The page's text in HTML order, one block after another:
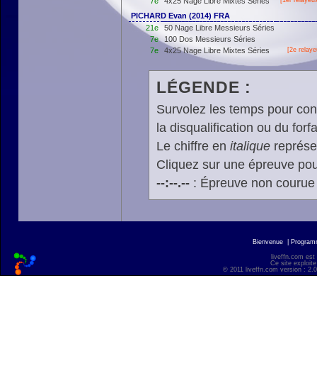
PICHARD Evan (2014) FRA
21e
50 Nage Libre Messieurs Séries
7e
100 Dos Messieurs Séries
7e
4x25 Nage Libre Mixtes Séries [2e
LÉGENDE :
Survolez les temps pour
la disqualification ou du
Le chiffre en italique
Cliquez sur une épreuve
--:--.--: Épreuve non
Bienvenue
liveffn.com est
Ce site
© 2011 liveffn.com version :